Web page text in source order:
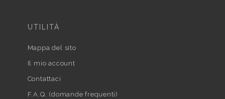
UTILITÀ
Mappa del sito
Il mio account
Contattaci
F.A.Q. (domande frequenti)